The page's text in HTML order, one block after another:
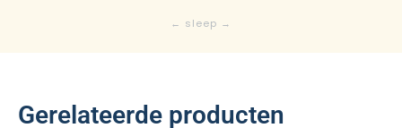
Gerelateerde producten